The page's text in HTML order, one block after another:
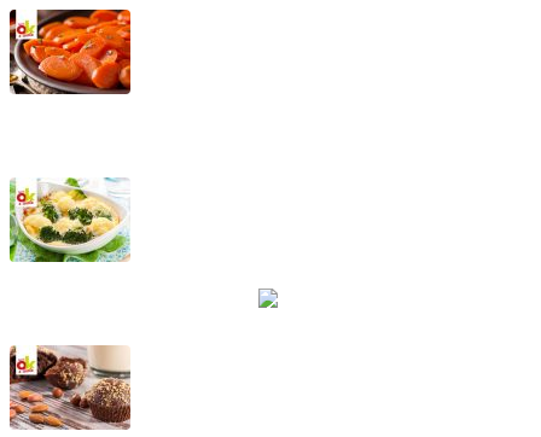
Cavolfiori e broccoletti alla piemontese